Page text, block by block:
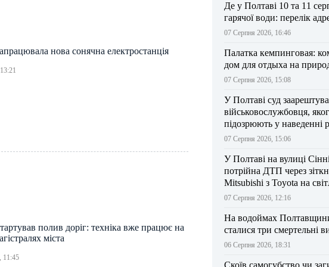
нова сонячна електростанція
полив доріг: техніка вже працює на
міста
11:45
Де у Полтаві 10 та 11
гарячої води: перелік
07 Серпня 2026, 16:46
Палатка кемпинговая:
дом для отдыха на
07 Серпня 2026, 15:08
У Полтаві суд
військовослужбовця,
підозрюють у наведенні
БпЛА на власний
07 Серпня 2026, 15:06
У Полтаві на вулиці
потрійна ДТП через
Mitsubishi з Toyota на
07 Серпня 2026, 12:16
На водоймах
сталися три смертельні
06 Серпня 2026, 18:31
Скоїв самогубство чи